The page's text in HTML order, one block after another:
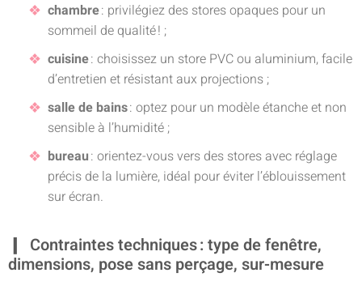
chambre: privilégiez des stores opaques pour un
sommeil de qualité ! ;
cuisine: choisissez un store PVC ou aluminium, facile
d’entretien et résistant aux projections ;
salle de bains: optez pour un modèle étanche et non
sensible à l’humidité ;
bureau: orientez-vous vers des stores avec réglage
précis de la lumière, idéal pour éviter l’éblouissement
sur écran.
Contraintes techniques : type de fenêtre,
dimensions, pose sans perçage, sur-mesure